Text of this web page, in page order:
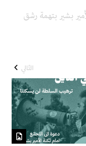
بشير بتهمة رشق
التّالي